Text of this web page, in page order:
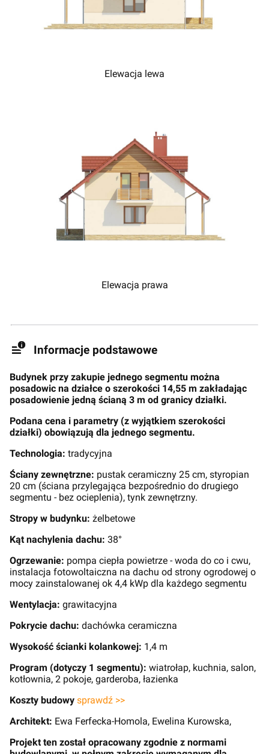
Elewacja lewa
Elewacja prawa
Informacje podstawowe
Budynek przy zakupie jednego segmentu można
posadowic na działce o szerokości 14,55 m zakładając
posadowienie jedną ścianą 3 m od granicy działki.
Podana cena i parametry (z wyjątkiem szerokości
działki) obowiązują dla jednego segmentu.
Technologia: tradycyjna
Ściany zewnętrzne: pustak ceramiczny 25 cm, styropian
20 cm (ściana przylegająca bezpośrednio do drugiego
segmentu - bez ocieplenia), tynk zewnętrzny.
Stropy w budynku: żelbetowe
Kąt nachylenia dachu: 38°
Ogrzewanie: pompa ciepła powietrze - woda do co i cwu,
instalacja fotowoltaiczna na dachu od strony ogrodowej o
mocy zainstalowanej ok 4,4 kWp dla każdego segmentu
Wentylacja: grawitacyjna
Pokrycie dachu: dachówka ceramiczna
Wysokość ścianki kolankowej: 1,4 m
Program (dotyczy 1 segmentu): wiatrołap, kuchnia, salon,
kotłownia, 2 pokoje, garderoba, łazienka
Koszty budowy sprawdź >>
Architekt: Ewa Ferfecka-Homola, Ewelina Kurowska,
Projekt ten został opracowany zgodnie z normami